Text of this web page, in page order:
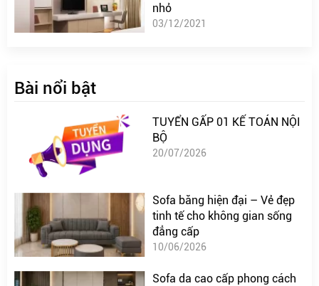
nhỏ
03/12/2021
Bài nổi bật
TUYỂN GẤP 01 KẾ TOÁN NỘI
BỘ
20/07/2026
Sofa băng hiện đại – Vẻ đẹp
tinh tế cho không gian sống
đẳng cấp
10/06/2026
Sofa da cao cấp phong cách